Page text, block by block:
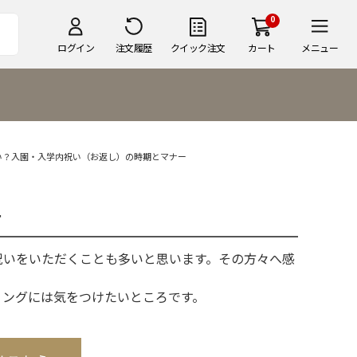
ログイン 注文履歴 クイック注文
0
カート メニュー
入園・入学内祝い（お返し）の時期とマナー
をいただくことも多いと思います。その方々へ感
グには気をつけたいところです。